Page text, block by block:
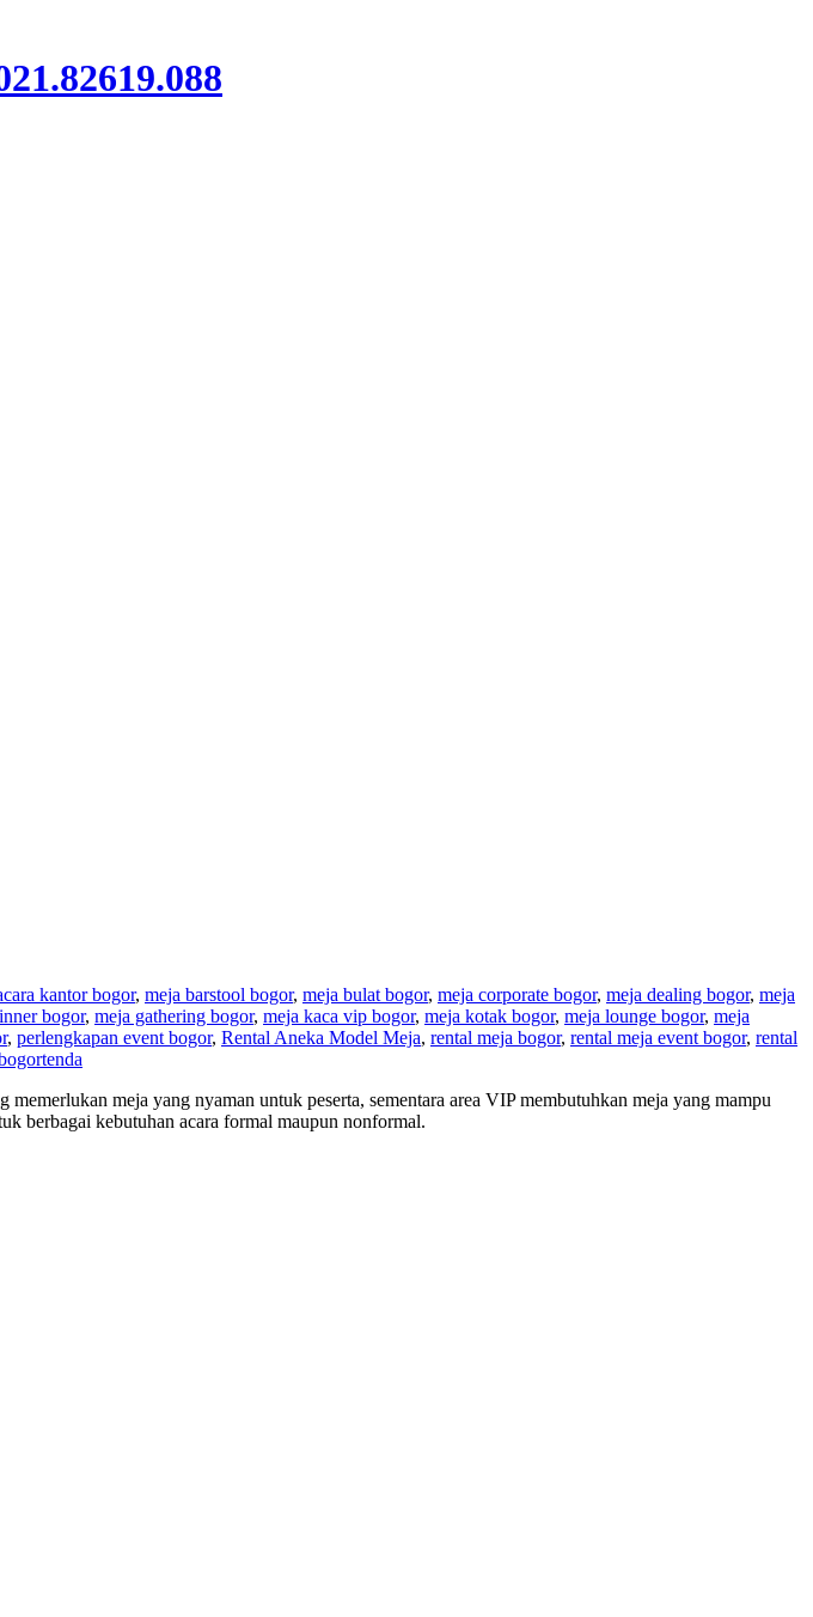
kantor bogor, meja barstool bogor, meja bulat bogor, meja corporate bogor, meja dealing bogor, meja
bogor, meja gathering bogor, meja kaca vip bogor, meja kotak bogor, meja lounge bogor, meja
, perlengkapan event bogor, Rental Aneka Model Meja, rental meja bogor, rental meja event bogor, rental
tenda
meja yang nyaman untuk peserta, sementara area VIP membutuhkan meja yang mampu
berbagai kebutuhan acara formal maupun nonformal.